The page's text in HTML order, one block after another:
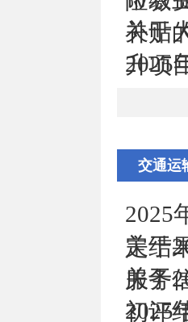
补贴
关于
升项
2025
交通运
2025
定结
关于
服务
关于
初评
2025